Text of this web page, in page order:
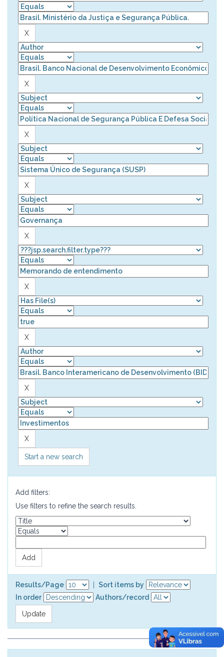
Start a new search
Add filters:
Use filters to refine the search results.
Results/Page
Sort items by
In order
Authors/record